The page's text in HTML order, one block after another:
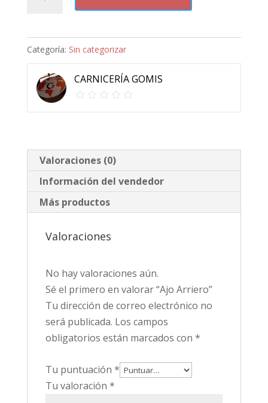
Arriero
Categoría: Sin categorizar
CARNICERÍA GOMIS
Valoraciones (0)
Información del vendedor
Más productos
Valoraciones
No hay valoraciones aún.
Sé el primero en valorar “Ajo Arriero”
Tu dirección de correo electrónico no
será publicada. Los campos
obligatorios están marcados con *
Tu puntuación *
Tu valoración *